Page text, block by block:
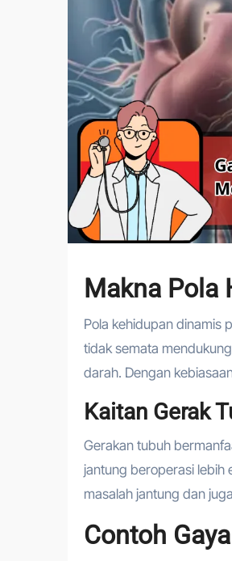
Makna Pola
Pola kehidupan dinamis
tidak semata
darah. Dengan
Kaitan Gerak
Gerakan tubuh
jantung beroperasi lebih
masalah jantung dan
Contoh